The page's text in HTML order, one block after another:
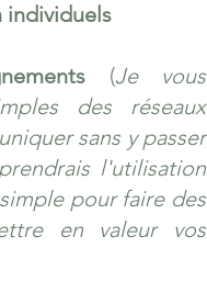
individuels
(Je vous
des réseaux
sans y passer
l'utilisation
pour faire des
en valeur vos